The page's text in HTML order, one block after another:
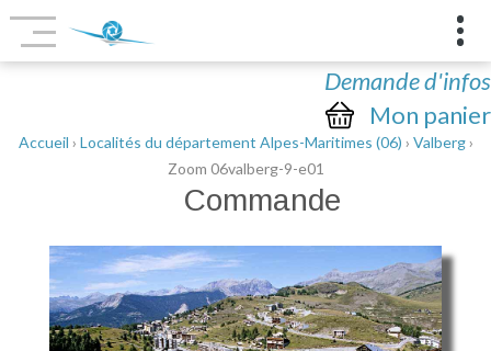
Demande d'infos
Mon panier
Accueil › Localités du département Alpes-Maritimes (06) › Valberg›
Zoom 06valberg-9-e01
Commande